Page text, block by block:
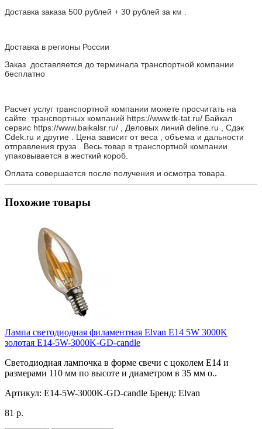
Доставка заказа 500 рублей + 30 рублей за км .
Доставка в регионы России
Заказ доставляется до терминала транспортной компании
бесплатно
Расчет услуг транспортной компании можете просчитать на
сайте транспортных компаний https://www.tk-tat.ru/ Байкал
сервис https://www.baikalsr.ru/ , Деловых линий deline.ru , Сдэк
Cdek.ru и другие . Цена зависит от веса , объема и дальности
отправления груза . Весь товар в транспортной компании
упаковывается в жесткий короб.
Оплата совершается после получения и осмотра товара.
Похожие товары
Лампа светодиодная филаментная Elvan E14 5W 3000K
золотая E14-5W-3000K-GD-candle
Светодиодная лампочка в форме свечи с цоколем E14 и
размерами 110 мм по высоте и диаметром в 35 мм о..
Артикул: E14-5W-3000K-GD-candle Бренд: Elvan
81 р.